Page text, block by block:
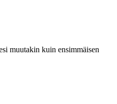
muutakin kuin ensimmäisen